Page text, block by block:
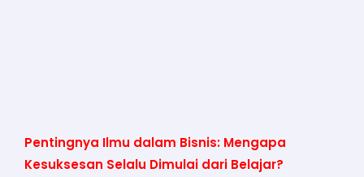
Pentingnya Ilmu dalam Bisnis: Mengapa
Kesuksesan Selalu Dimulai dari Belajar?